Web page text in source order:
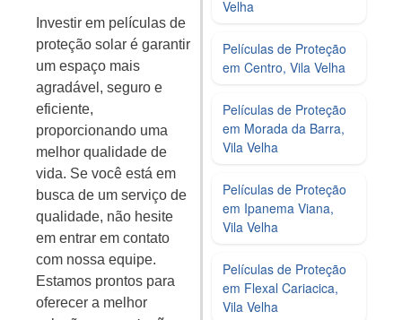
Investir em películas de
proteção solar é garantir
um espaço mais
agradável, seguro e
eficiente,
proporcionando uma
melhor qualidade de
vida. Se você está em
busca de um serviço de
qualidade, não hesite
em entrar em contato
com nossa equipe.
Estamos prontos para
oferecer a melhor
Velha
Películas de Proteção
em Centro, Vila Velha
Películas de Proteção
em Morada da Barra,
Vila Velha
Películas de Proteção
em Ipanema Viana,
Vila Velha
Películas de Proteção
em Flexal Cariacica,
Vila Velha